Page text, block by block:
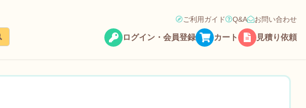
ご利用ガイド Q&A お問い合わせ
ログイン・会員登録 カート 見積り依頼